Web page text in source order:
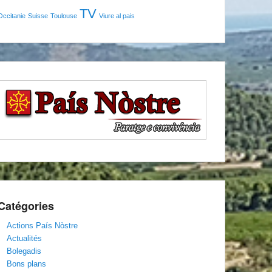
Suisse Toulouse TV Viure al pais
Actions País Nòstre
Actualités
Bolegadis
Bons plans